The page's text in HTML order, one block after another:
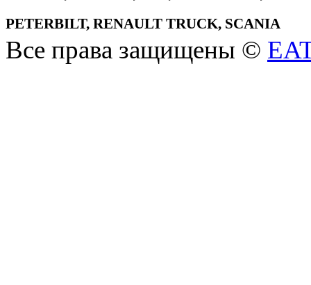
PETERBILT, RENAULT TRUCK, SCANIA
Все права защищены ©